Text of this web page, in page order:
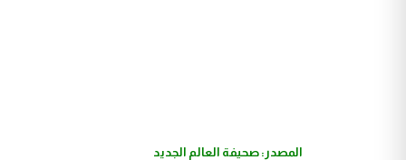
المصدر: صحيفة العالم الجديد